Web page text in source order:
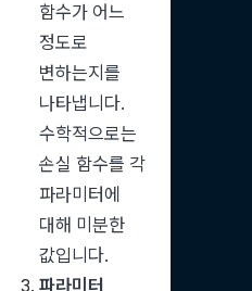
함수가 어느
정도로
변하는지를
나타냅니다.
수학적으로는
손실 함수를 각
파라미터에
대해 미분한
값입니다.
파라미터